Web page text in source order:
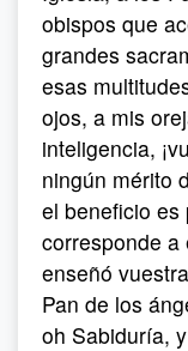
obispos que
grandes
esas
ojos, a mis
inteligencia,
ningún mérito
el beneficio es
corresponde a
enseñó
Pan de los
oh Sabiduría,